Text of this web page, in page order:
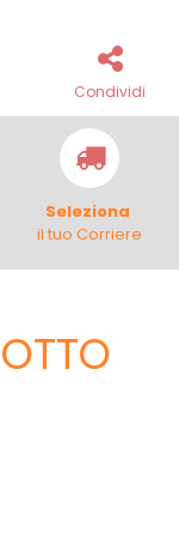
Condividi
Seleziona
il tuo Corriere